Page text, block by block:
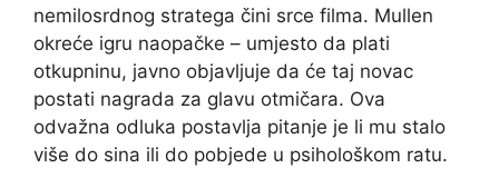
nemilosrdnog stratega čini srce filma. Mullen
okreće igru naopačke – umjesto da plati
otkupninu, javno objavljuje da će taj novac
postati nagrada za glavu otmičara. Ova
odvažna odluka postavlja pitanje je li mu stalo
više do sina ili do pobjede u psihološkom ratu.